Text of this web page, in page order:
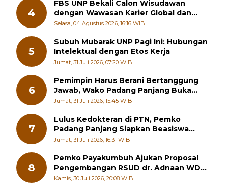
4
FBS UNP Bekali Calon Wisudawan
dengan Wawasan Karier Global dan
Kewirausahaan Kreatif
Selasa, 04 Agustus 2026, 16:16 WIB
5
Subuh Mubarak UNP Pagi Ini: Hubungan
Intelektual dengan Etos Kerja
Jumat, 31 Juli 2026, 07:20 WIB
6
Pemimpin Harus Berani Bertanggung
Jawab, Wako Padang Panjang Buka
Pelatihan Kepemimpinan Pelajar
Jumat, 31 Juli 2026, 15:45 WIB
7
Lulus Kedokteran di PTN, Pemko
Padang Panjang Siapkan Beasiswa
Penuh
Jumat, 31 Juli 2026, 16:31 WIB
8
Pemko Payakumbuh Ajukan Proposal
Pengembangan RSUD dr. Adnaan WD
kepada Kementerian Kesehatan
Kamis, 30 Juli 2026, 20:08 WIB